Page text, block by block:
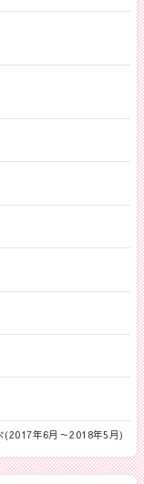
年6月～2018年5月)